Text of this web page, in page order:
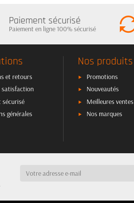
Paiement sécurisé
Paiement en ligne 100% sécurisé
et retours
sécurisé
générales
Nos produits
Promotions
Nouveautés
Meilleures ventes
Nos marques